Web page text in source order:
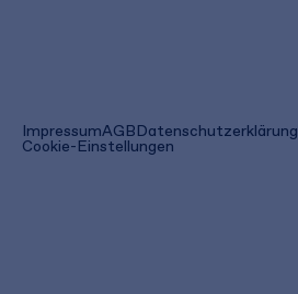
ImpressumAGB(öffnet
in
einem
Datenschutzerklärung
Cookie-Einstellungen